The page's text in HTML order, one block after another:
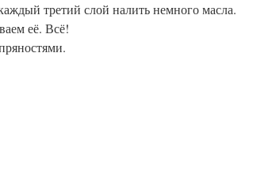
третий слой налить немного масла.
её. Всё!